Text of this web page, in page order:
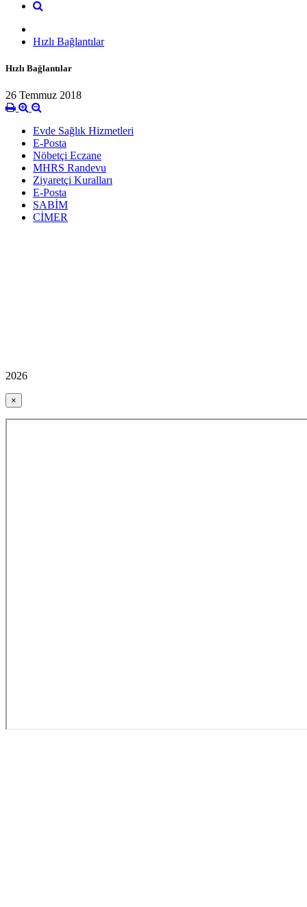
Hızlı Bağlantılar
Hızlı Bağlantılar
26 Temmuz 2018
Evde Sağlık Hizmetleri
E-Posta
Nöbetçi Eczane
MHRS Randevu
Ziyaretçi Kuralları
E-Posta
SABİM
CİMER
2026
×